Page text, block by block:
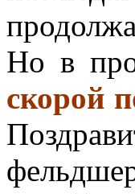
Но в
скорой